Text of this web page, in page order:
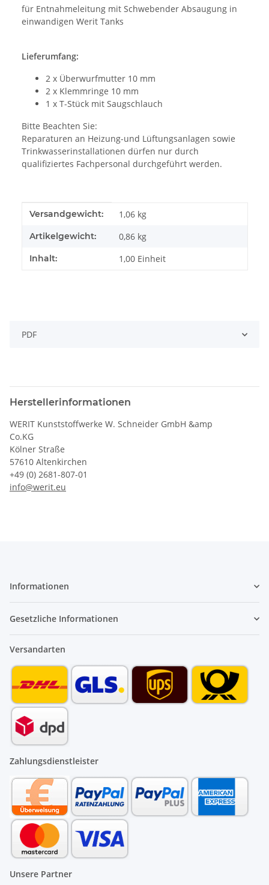
für Entnahmeleitung mit Schwebender Absaugung in
einwandigen Werit Tanks
Lieferumfang:
2 x Überwurfmutter 10 mm
2 x Klemmringe 10 mm
1 x T-Stück mit Saugschlauch
Bitte Beachten Sie:
Reparaturen an Heizung-und Lüftungsanlagen sowie
Trinkwasserinstallationen dürfen nur durch
qualifiziertes Fachpersonal durchgeführt werden.
Produkteigenschaft
Wert
Versandgewicht: 1,06 kg
Artikelgewicht: 0,86 kg
Inhalt: 1,00 Einheit
PDF
Herstellerinformationen
WERIT Kunststoffwerke W. Schneider GmbH &amp
Co.KG
Kölner Straße
57610 Altenkirchen
+49 (0) 2681-807-01
info@werit.eu
Informationen
Gesetzliche Informationen
Versandarten
Zahlungsdienstleister
Unsere Partner